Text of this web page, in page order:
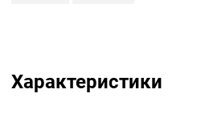
Характеристики